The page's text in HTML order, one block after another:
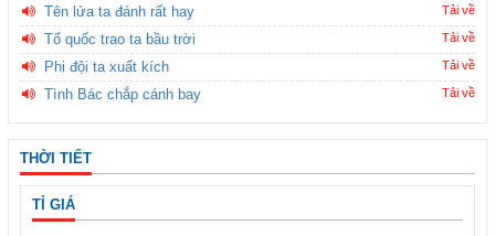
Tên lửa ta đánh rất hay Tải về
Tổ quốc trao ta bầu trời Tải về
Phi đội ta xuất kích Tải về
Tình Bác chắp cánh bay Tải về
THỜI TIẾT
TỈ GIÁ